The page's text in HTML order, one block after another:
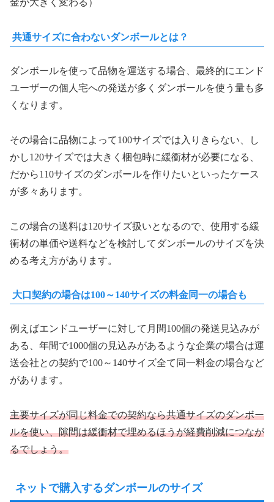
金が大きく変わる）
共通サイズに合わないダンボールとは？
ダンボールを使って品物を運送する場合、最終的にエンド
ユーザーの個人宅への発送が多くダンボールを使う量も多
くなります。
その場合に品物によって100サイズでは入りきらない、し
かし120サイズでは大きく梱包時に緩衝材が必要になる、
だから110サイズのダンボールを作りたいといったケース
が多々あります。
この場合の送料は120サイズ扱いとなるので、使用する緩
衝材の単価や送料などを検討してダンボールのサイズを決
める考え方があります。
大口契約の場合は100～140サイズの料金同一の場合も
例えばエンドユーザーに対して月間100個の発送見込みが
ある、年間で1000個の見込みがあるような企業の場合は運
送会社との契約で100～140サイズ全て同一料金の場合など
があります。
主要サイズが同じ料金での契約なら共通サイズのダンボー
ルを使い、隙間は緩衝材で埋めるほうが経費削減につなが
るでしょう。
ネットで購入するダンボールのサイズ